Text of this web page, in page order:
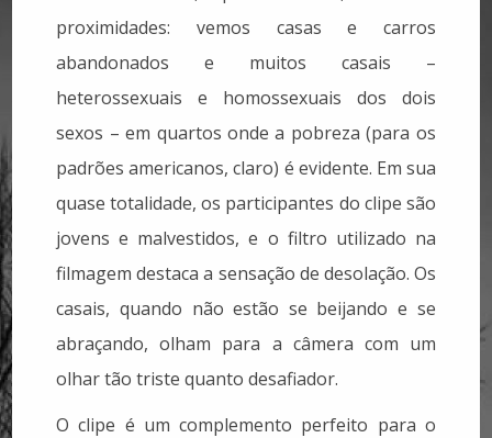
proximidades: vemos casas e carros
abandonados e muitos casais –
heterossexuais e homossexuais dos dois
sexos – em quartos onde a pobreza (para os
padrões americanos, claro) é evidente. Em sua
quase totalidade, os participantes do clipe são
jovens e malvestidos, e o filtro utilizado na
filmagem destaca a sensação de desolação. Os
casais, quando não estão se beijando e se
abraçando, olham para a câmera com um
olhar tão triste quanto desafiador.
O clipe é um complemento perfeito para o